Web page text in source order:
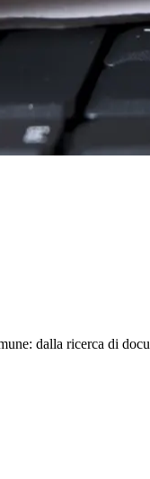
dalla ricerca di